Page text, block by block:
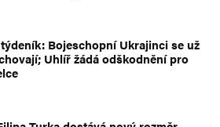
Bojeschopní Ukrajinci se už
Uhlíř žádá odškodnění pro